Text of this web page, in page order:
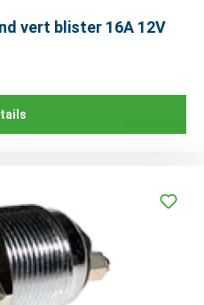
vert blister 16A 12V